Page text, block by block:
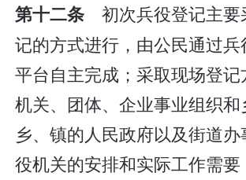
第十二条初次兵役登记主
记的方式进行，由公民通过
平台自主完成；采取现场登记
机关、团体、企业事业组织和
乡、镇的人民政府以及街道
役机关的安排和实际工作需